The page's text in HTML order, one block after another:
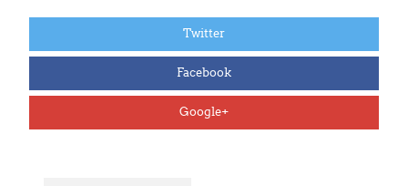
Twitter
Facebook
Google+